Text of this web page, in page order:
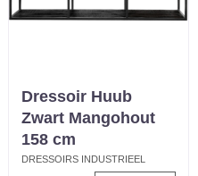
Dressoir Huub
Zwart Mangohout
158 cm
DRESSOIRS INDUSTRIEEL